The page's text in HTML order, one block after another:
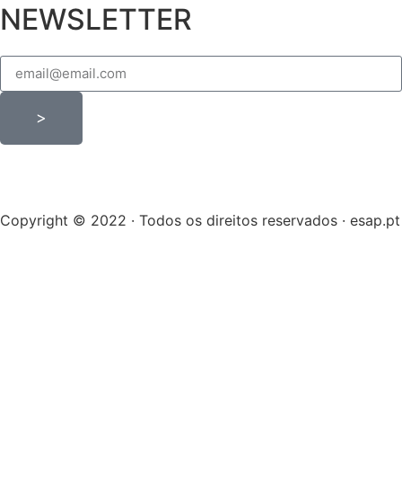
NEWSLETTER
>
Copyright © 2022 · Todos os direitos reservados · esap.pt